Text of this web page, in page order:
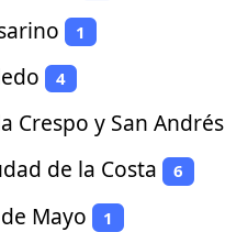
1
4
Crespo y San Andrés
de la Costa 6
Mayo 1